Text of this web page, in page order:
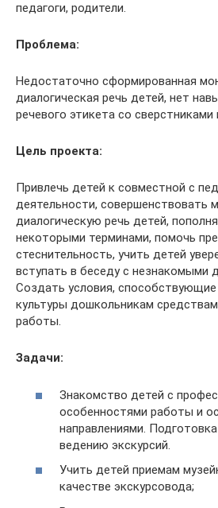
педагоги, родители.
Проблема:
Недостаточно сформированная
диалогическая речь детей, нет
речевого этикета со
Цель проекта:
Привлечь детей к совместной с
деятельности, совершенствовать
диалогическую речь детей,
некоторыми терминами, помочь
стеснительность, учить детей
вступать в беседу с незнакомыми
Создать условия,
культуры дошкольникам
работы.
Задачи:
Знакомство детей с
особенностями работы и
направлениями.
ведению экскурсий.
Учить детей приемам
качестве экскурсовода;